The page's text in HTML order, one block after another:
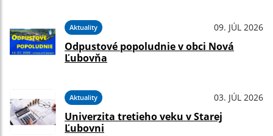
Aktuality 09. JÚL 2026
Odpustové popoludnie v obci Nová
Ľubovňa
Aktuality 03. JÚL 2026
Univerzita tretieho veku v Starej
Ľubovni